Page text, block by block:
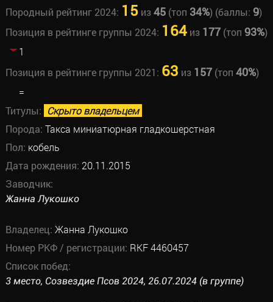
Породный рейтинг 2024: 15из45(топ 34%) (баллы: 9)
Позиция в рейтинге группы 2024: 164из 177(топ 93%)
1
Позиция в рейтинге группы 2021: 63 из 157(топ 40%)
=
Титулы: Скрыто владельцем
Порода: Такса миниатюрная гладкошерстная
Пол: кобель
Дата рождения: 20.11.2015
Заводчик:
Жанна Лукошко
Владелец: Жанна Лукошко
Номер РКФ / регистрации: RKF 4460457
Список побед:
3 место, Созвездие Псов 2024, 26.07.2024 (в группе)